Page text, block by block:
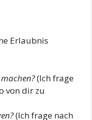
Erlaubnis
(Ich frage
von dir zu
(Ich frage nach